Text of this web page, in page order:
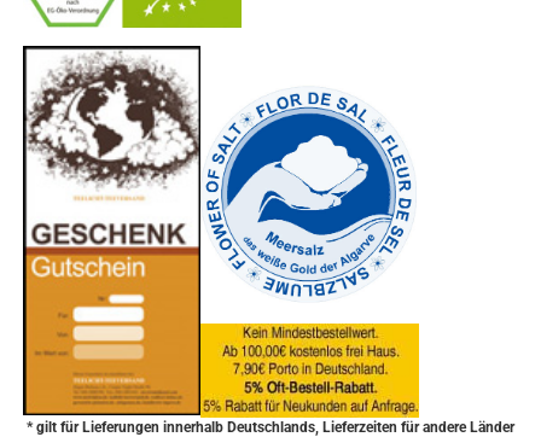
* gilt für Lieferungen innerhalb Deutschlands, Lieferzeiten für andere Länder